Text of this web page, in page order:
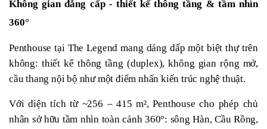
Không gian đẳng cấp - thiết kế thông tầng & tầm nhìn
360°
Penthouse tại The Legend mang dáng dấp một biệt thự trên
không: thiết kế thông tầng (duplex), không gian rộng mở,
cầu thang nội bộ như một điểm nhấn kiến trúc nghệ thuật.
Với diện tích từ ~256 – 415 m², Penthouse cho phép chủ
nhân sở hữu tầm nhìn toàn cảnh 360°: sông Hàn, Cầu Rồng,